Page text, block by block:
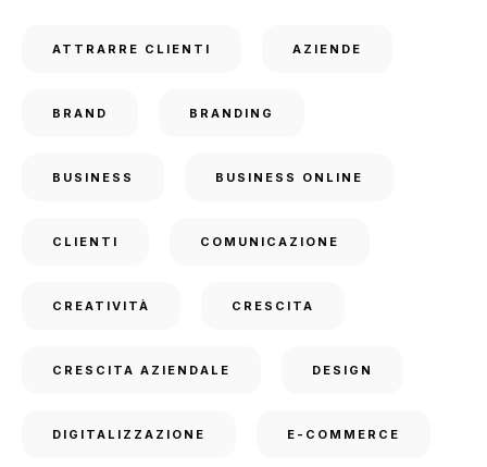
ATTRARRE CLIENTI AZIENDE
BRAND BRANDING
BUSINESS BUSINESS ONLINE
CLIENTI COMUNICAZIONE
CREATIVITÀ CRESCITA
CRESCITA AZIENDALE DESIGN
DIGITALIZZAZIONE E-COMMERCE